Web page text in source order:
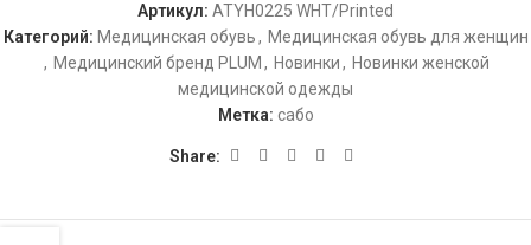
Артикул: ATYH0225 WHT/Printed
Категорий: Медицинская обувь, Медицинская обувь для женщин
, Медицинский бренд PLUM , Новинки, Новинки женской
медицинской одежды
Метка: сабо
Share: